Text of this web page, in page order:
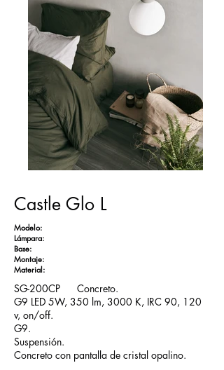
Castle Glo L
​Modelo:
Lámpara:
Base:
Montaje:
Material:
SG-200CP Concreto.
G9 LED 5W, 350 lm, 3000 K, IRC 90, 120
v, on/off.
G9.
Suspensión.
Concreto con pantalla de cristal opalino.